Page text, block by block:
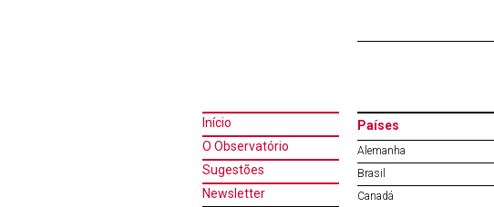
Início
O Observatório
Sugestões
Newsletter
Países
Alemanha
Brasil
Canadá